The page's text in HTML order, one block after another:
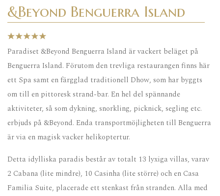
&Beyond Benguerra Island
Paradiset &Beyond Benguerra Island är vackert beläget på
Benguerra Island. Förutom den trevliga restaurangen finns här
ett Spa samt en färgglad traditionell Dhow, som har byggts
om till en pittoresk strand-bar. En hel del spännande
aktiviteter, så som dykning, snorkling, picknick, segling etc.
erbjuds på &Beyond. Enda transportmöjligheten till Benguerra
är via en magisk vacker helikoptertur.
Detta idylliska paradis består av totalt 13 lyxiga villas, varav
2 Cabana (lite mindre), 10 Casinha (lite större) och en Casa
Familia Suite, placerade ett stenkast från stranden. Alla med